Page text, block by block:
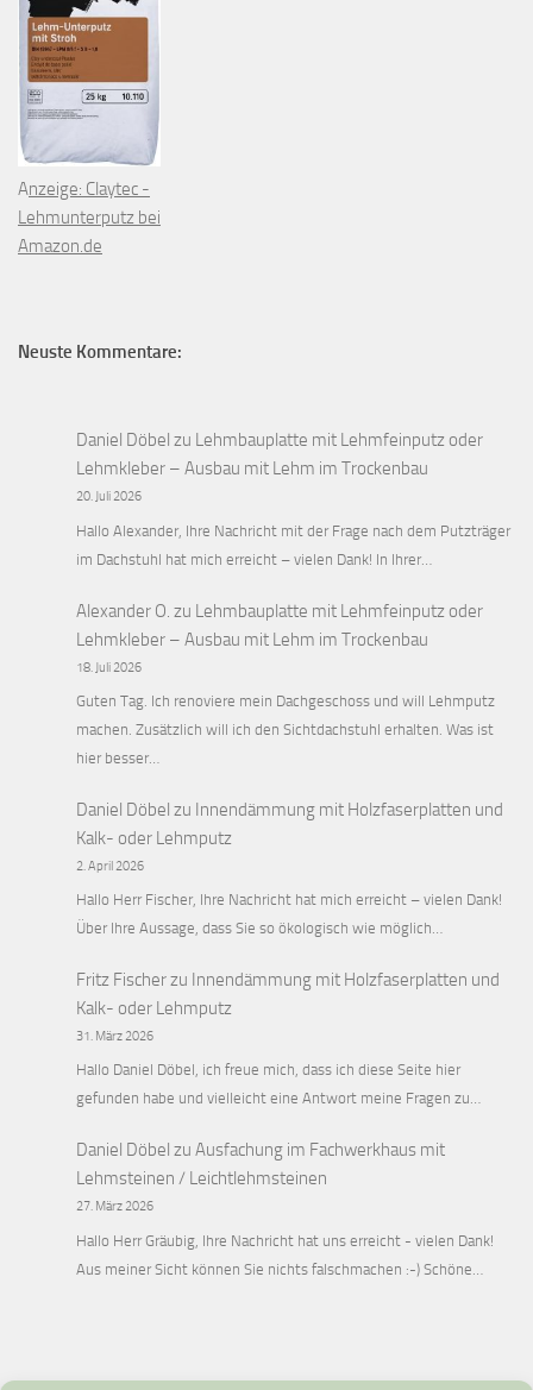
Anzeige: Claytec -
Lehmunterputz bei
Amazon.de
Neuste Kommentare:
Daniel Döbel zu Lehmbauplatte mit Lehmfeinputz oder
Lehmkleber – Ausbau mit Lehm im Trockenbau
20. Juli 2026
Hallo Alexander, Ihre Nachricht mit der Frage nach dem Putzträger
im Dachstuhl hat mich erreicht – vielen Dank! In Ihrer…
Alexander O. zu Lehmbauplatte mit Lehmfeinputz oder
Lehmkleber – Ausbau mit Lehm im Trockenbau
18. Juli 2026
Guten Tag. Ich renoviere mein Dachgeschoss und will Lehmputz
machen. Zusätzlich will ich den Sichtdachstuhl erhalten. Was ist
hier besser…
Daniel Döbel zu Innendämmung mit Holzfaserplatten und
Kalk- oder Lehmputz
2. April 2026
Hallo Herr Fischer, Ihre Nachricht hat mich erreicht – vielen Dank!
Über Ihre Aussage, dass Sie so ökologisch wie möglich…
Fritz Fischerzu Innendämmung mit Holzfaserplatten und
Kalk- oder Lehmputz
31. März 2026
Hallo Daniel Döbel, ich freue mich, dass ich diese Seite hier
gefunden habe und vielleicht eine Antwort meine Fragen zu…
Daniel Döbel zu Ausfachung im Fachwerkhaus mit
Lehmsteinen / Leichtlehmsteinen
27. März 2026
Hallo Herr Gräubig, Ihre Nachricht hat uns erreicht - vielen Dank!
Aus meiner Sicht können Sie nichts falschmachen :-) Schöne…